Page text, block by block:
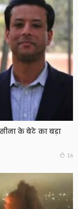
के बेटे का बड़ा
16